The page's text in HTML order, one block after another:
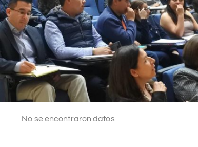
No se encontraron datos